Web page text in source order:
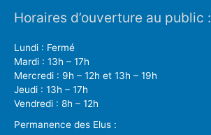
Horaires d’ouverture au public :
Lundi : Fermé
Mardi : 13h – 17h
Mercredi : 9h – 12h et 13h – 19h
Jeudi : 13h – 17h
Vendredi : 8h – 12h
Permanence des Elus :